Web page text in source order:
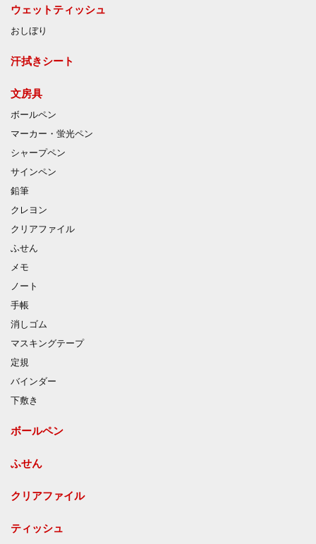
ウェットティッシュ
おしぼり
汗拭きシート
文房具
ボールペン
マーカー・蛍光ペン
シャープペン
サインペン
鉛筆
クレヨン
クリアファイル
ふせん
メモ
ノート
手帳
消しゴム
マスキングテープ
定規
バインダー
下敷き
ボールペン
ふせん
クリアファイル
ティッシュ